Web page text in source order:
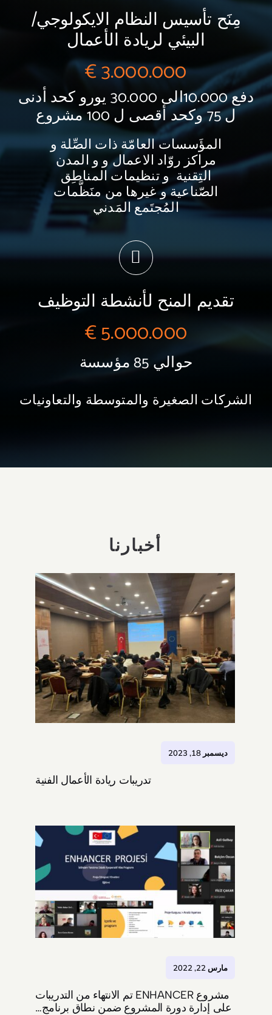
مِنَح تأسيس النظام الايكولوجي/
البيئي لريادة الأعمال
3.000.000 €
دفع 10.000الى 30.000 يورو كحد أدنى
ل 75 وكحد أقصى ل 100 مشروع
المؤَسسات العامّة ذات الصِّلة و
مراكز روّاد الاعمال و و المدن
التِقنية و تنظيمات المناطِق
الصّناعية و غيرها من منَظَّمات
المُجتَمع المَدني
تقديم المنح لأنشطة التوظيف
5.000.000 €
حوالي 85 مؤسسة
الشركات الصغيرة والمتوسطة والتعاونيات
أخبارنا
ديسمبر 18, 2023
تدريبات ريادة الأعمال الفنية
مارس 22, 2022
مشروع ENHANCER تم الانتهاء من التدريبات
على إدارة دورة المشروع ضمن نطاق برنامج…